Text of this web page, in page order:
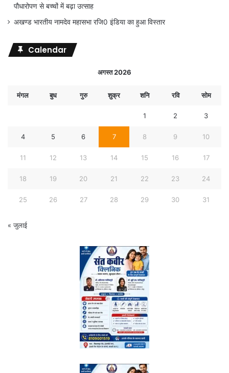
पौधारोपण से बच्चों में बढ़ा उत्साह
अखण्ड भारतीय नामदेव महासभा रजि0 इंडिया का हुआ विस्तार
Calendar
अगस्त 2026
मंगल बुध गुरु शुक्र शनि रवि सोम
1 2 3
4 5 6 7 8 9 10
11 12 13 14 15 16 17
18 19 20 21 22 23 24
25 26 27 28 29 30 31
« जुलाई